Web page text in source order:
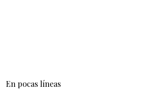
En pocas líneas